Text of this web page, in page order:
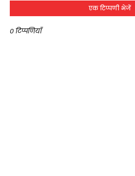
एक टिप्पणी भेजें
0 टिप्पणियाँ